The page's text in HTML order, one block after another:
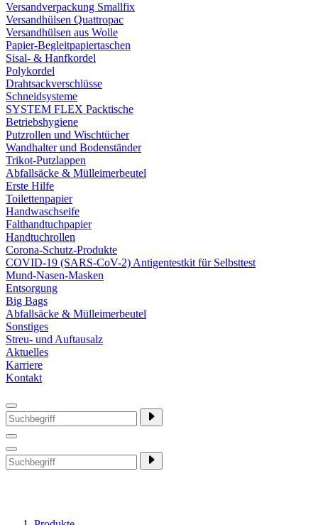
Versandverpackung Smallfix
Versandhülsen Quattropac
Versandhülsen aus Wolle
Papier-Begleitpapiertaschen
Sisal- & Hanfkordel
Polykordel
Drahtsackverschlüsse
Schneidsysteme
SYSTEM FLEX Packtische
Betriebshygiene
Putzrollen und Wischtücher
Wandhalter und Bodenständer
Trikot-Putzlappen
Abfallsäcke & Mülleimerbeutel
Erste Hilfe
Toilettenpapier
Handwaschseife
Falthandtuchpapier
Handtuchrollen
Corona-Schutz-Produkte
COVID-19 (SARS-CoV-2) Antigentestkit für Selbsttest
Mund-Nasen-Masken
Entsorgung
Big Bags
Abfallsäcke & Mülleimerbeutel
Sonstiges
Streu- und Auftausalz
Aktuelles
Karriere
Kontakt